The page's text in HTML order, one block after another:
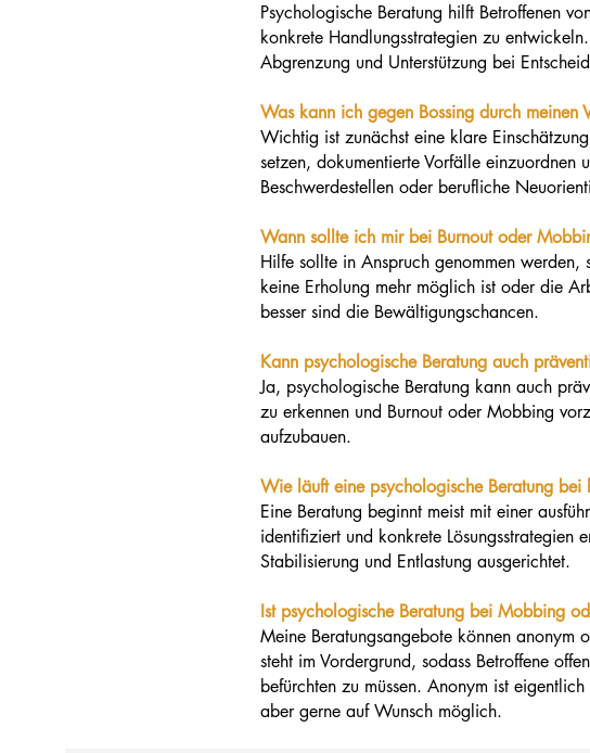
Psychologische Beratung hilft Betroffenen
konkrete Handlungsstrategien zu
Abgrenzung und Unterstützung bei
Was kann ich gegen Bossing durch meinen
Wichtig ist zunächst eine klare
setzen, dokumentierte Vorfälle
Beschwerdestellen oder berufliche
Wann sollte ich mir bei Burnout oder
Hilfe sollte in Anspruch genommen
keine Erholung mehr möglich ist oder die
besser sind die Bewältigungschancen.
Kann psychologische Beratung auch
Ja, psychologische Beratung kann auch
zu erkennen und Burnout oder Mobbing
aufzubauen.
Wie läuft eine psychologische Beratung bei
Eine Beratung beginnt meist mit einer
identifiziert und konkrete
Stabilisierung und Entlastung ausgerichtet.
Ist psychologische Beratung bei Mobbing
Meine Beratungsangebote können anonym
steht im Vordergrund, sodass Betroffene
befürchten zu müssen. Anonym ist
aber gerne auf Wunsch möglich.